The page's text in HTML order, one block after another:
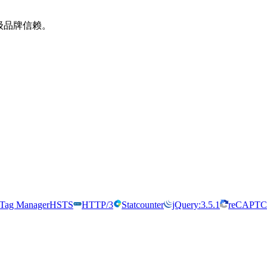
牌信赖。
ManagerHSTS HTTP/3 Statcounter jQuery:3.5.1